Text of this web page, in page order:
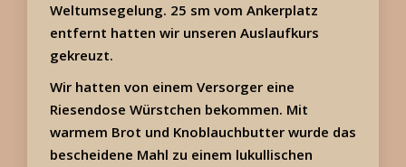
Weltumsegelung. 25 sm vom Ankerplatz
entfernt hatten wir unseren Auslaufkurs
gekreuzt.
Wir hatten von einem Versorger eine
Riesendose Würstchen bekommen. Mit
warmem Brot und Knoblauchbutter wurde das
bescheidene Mahl zu einem lukullischen